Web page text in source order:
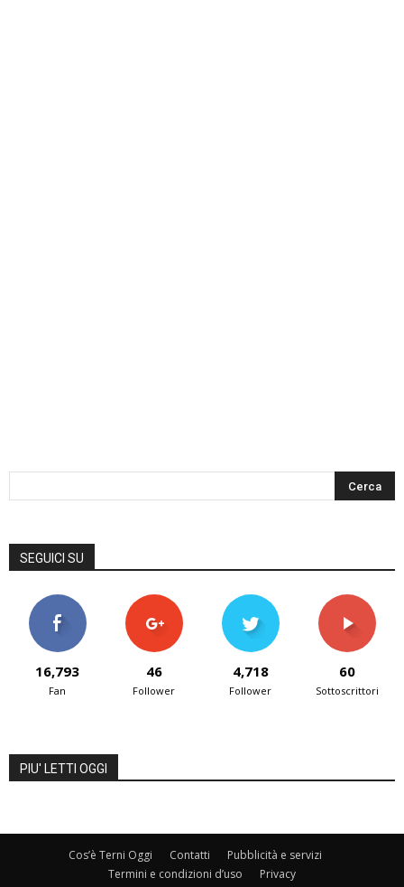
SEGUICI SU
16,793
Fan
46
Follower
4,718
Follower
60
Sottoscrittori
PIU' LETTI OGGI
Cos’è Terni Oggi Contatti
Pubblicità e servizi
Termini e condizioni d’uso
Privacy